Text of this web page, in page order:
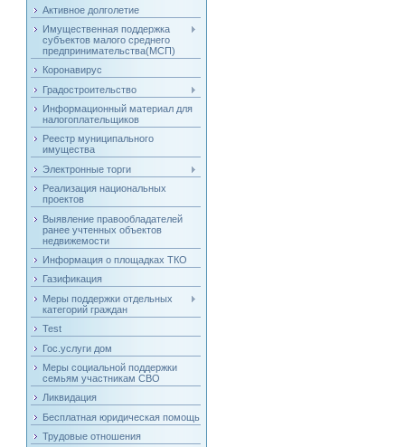
Активное долголетие
Имущественная поддержка
субъектов малого среднего
предпринимательства(МСП)
Коронавирус
Градостроительство
Информационный материал для
налогоплательщиков
Реестр муниципального
имущества
Электронные торги
Реализация национальных
проектов
Выявление правообладателей
ранее учтенных объектов
недвижемости
Информация о площадках ТКО
Газификация
Меры поддержки отдельных
категорий граждан
Test
Гос.услуги дом
Меры социальной поддержки
семьям участникам СВО
Ликвидация
Бесплатная юридическая помощь
Трудовые отношения